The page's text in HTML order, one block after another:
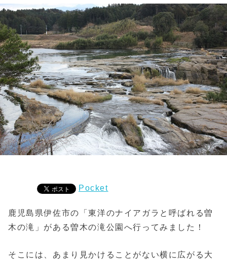
Pocket
鹿児島県伊佐市の「東洋のナイアガラと呼ばれる曽
木の滝」がある曽木の滝公園へ行ってみました！
そこには、あまり見かけることがない横に広がる大